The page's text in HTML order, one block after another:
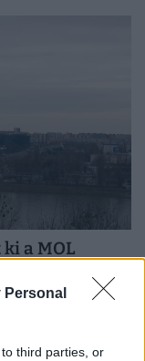
Personal
third parties, or
a MOL
ellátás?
miatt.